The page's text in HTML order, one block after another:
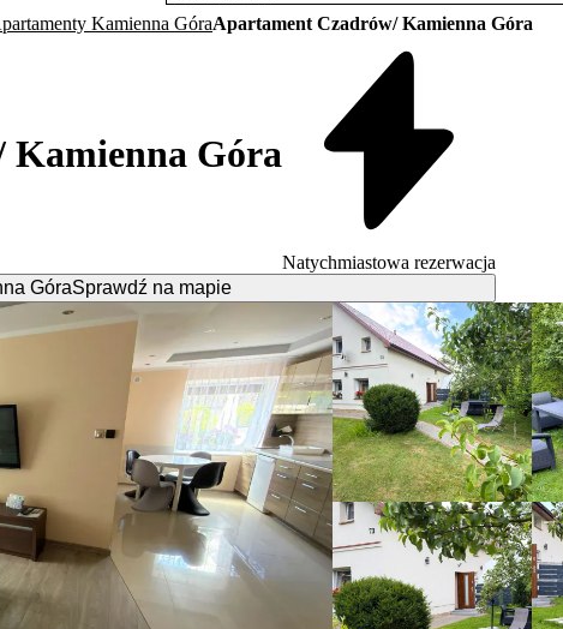
Kamienna GóraApartament Czadrów/ Kamienna Góra
Góra
Natychmiastowa rezerwacja
GóraSprawdź na mapie